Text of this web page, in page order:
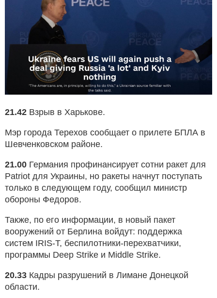
21.42 Взрыв в Харькове.
Мэр города Терехов сообщает о прилете БПЛА в
Шевченковском районе.
21.00 Германия профинансирует сотни ракет для
Patriot для Украины, но ракеты начнут поступать
только в следующем году, сообщил министр
обороны Федоров.
Также, по его информации, в новый пакет
вооружений от Берлина войдут: поддержка
систем IRIS-T, беспилотники-перехватчики,
программы Deep Strike и Middle Strike.
20.33 Кадры разрушений в Лимане Донецкой
области.